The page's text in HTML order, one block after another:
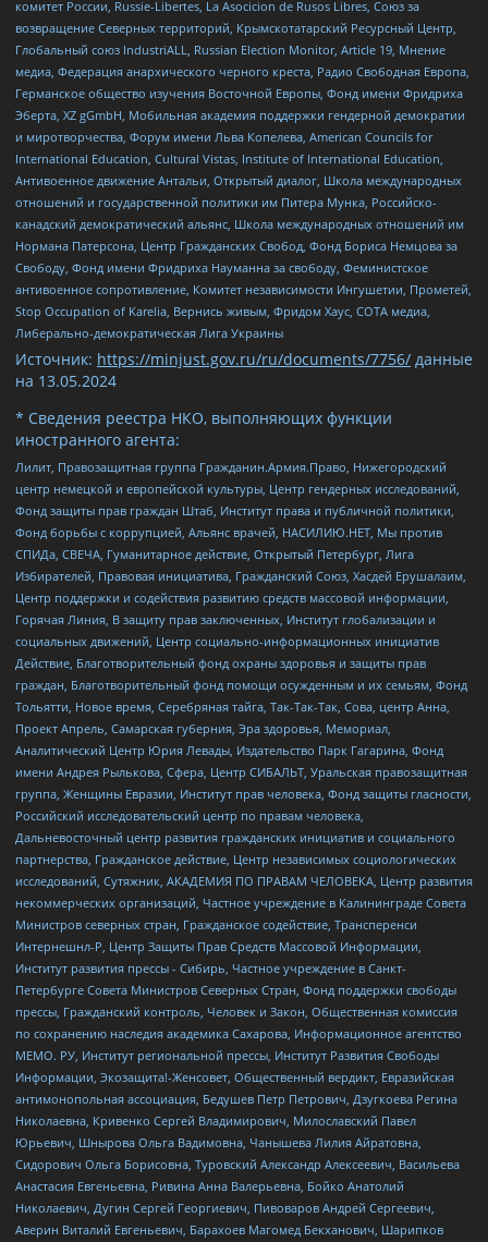
комитет России, Russie-Libertes, La Asocicion de Rusos Libres, Союз за
возвращение Северных территорий, Крымскотатарский Ресурсный Центр,
Глобальный союз IndustriALL, Russian Election Monitor, Article 19, Мнение
медиа, Федерация анархического черного креста, Радио Свободная Европа,
Германское общество изучения Восточной Европы, Фонд имени Фридриха
Эберта, XZ gGmbH, Мобильная академия поддержки гендерной демократии
и миротворчества, Форум имени Льва Копелева, American Councils for
International Education, Cultural Vistas, Institute of International Education,
Антивоенное движение Антальи, Открытый диалог, Школа международных
отношений и государственной политики им Питера Мунка, Российско-
канадский демократический альянс, Школа международных отношений им
Нормана Патерсона, Центр Гражданских Свобод, Фонд Бориса Немцова за
Свободу, Фонд имени Фридриха Науманна за свободу, Феминистское
антивоенное сопротивление, Комитет независимости Ингушетии, Прометей,
Stop Occupation of Karelia, Вернись живым, Фридом Хаус, СОТА медиа,
Либерально-демократическая Лига Украины
Источник: https://minjust.gov.ru/ru/documents/7756/ данные
на 13.05.2024
* Сведения реестра НКО, выполняющих функции
иностранного агента:
Лилит, Правозащитная группа Гражданин.Армия.Право, Нижегородский
центр немецкой и европейской культуры, Центр гендерных исследований,
Фонд защиты прав граждан Штаб, Институт права и публичной политики,
Фонд борьбы с коррупцией, Альянс врачей, НАСИЛИЮ.НЕТ, Мы против
СПИДа, СВЕЧА, Гуманитарное действие, Открытый Петербург, Лига
Избирателей, Правовая инициатива, Гражданский Союз, Хасдей Ерушалаим,
Центр поддержки и содействия развитию средств массовой информации,
Горячая Линия, В защиту прав заключенных, Институт глобализации и
социальных движений, Центр социально-информационных инициатив
Действие, Благотворительный фонд охраны здоровья и защиты прав
граждан, Благотворительный фонд помощи осужденным и их семьям, Фонд
Тольятти, Новое время, Серебряная тайга, Так-Так-Так, Сова, центр Анна,
Проект Апрель, Самарская губерния, Эра здоровья, Мемориал,
Аналитический Центр Юрия Левады, Издательство Парк Гагарина, Фонд
имени Андрея Рылькова, Сфера, Центр СИБАЛЬТ, Уральская правозащитная
группа, Женщины Евразии, Институт прав человека, Фонд защиты гласности,
Российский исследовательский центр по правам человека,
Дальневосточный центр развития гражданских инициатив и социального
партнерства, Гражданское действие, Центр независимых социологических
исследований, Сутяжник, АКАДЕМИЯ ПО ПРАВАМ ЧЕЛОВЕКА, Центр развития
некоммерческих организаций, Частное учреждение в Калининграде Совета
Министров северных стран, Гражданское содействие, Трансперенси
Интернешнл-Р, Центр Защиты Прав Средств Массовой Информации,
Институт развития прессы - Сибирь, Частное учреждение в Санкт-
Петербурге Совета Министров Северных Стран, Фонд поддержки свободы
прессы, Гражданский контроль, Человек и Закон, Общественная комиссия
по сохранению наследия академика Сахарова, Информационное агентство
МЕМО. РУ, Институт региональной прессы, Институт Развития Свободы
Информации, Экозащита!-Женсовет, Общественный вердикт, Евразийская
антимонопольная ассоциация, Бедушев Петр Петрович, Дзугкоева Регина
Николаевна, Кривенко Сергей Владимирович, Милославский Павел
Юрьевич, Шнырова Ольга Вадимовна, Чанышева Лилия Айратовна,
Сидорович Ольга Борисовна, Туровский Александр Алексеевич, Васильева
Анастасия Евгеньевна, Ривина Анна Валерьевна, Бойко Анатолий
Николаевич, Дугин Сергей Георгиевич, Пивоваров Андрей Сергеевич,
Аверин Виталий Евгеньевич, Барахоев Магомед Бекханович, Шарипков